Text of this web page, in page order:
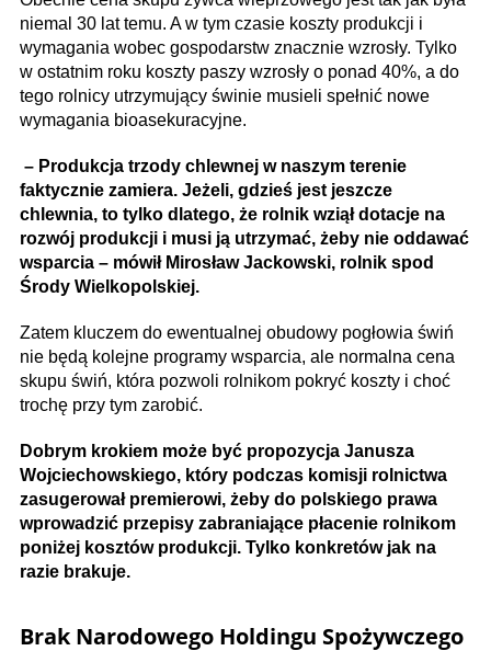
niemal 30 lat temu. A w tym czasie koszty produkcji i
wymagania wobec gospodarstw znacznie wzrosły. Tylko
w ostatnim roku koszty paszy wzrosły o ponad 40%, a do
tego rolnicy utrzymujący świnie musieli spełnić nowe
wymagania bioasekuracyjne.
– Produkcja trzody chlewnej w naszym terenie
faktycznie zamiera. Jeżeli, gdzieś jest jeszcze
chlewnia, to tylko dlatego, że rolnik wziął dotacje na
rozwój produkcji i musi ją utrzymać, żeby nie oddawać
wsparcia – mówił Mirosław Jackowski, rolnik spod
Środy Wielkopolskiej.
Zatem kluczem do ewentualnej obudowy pogłowia świń
nie będą kolejne programy wsparcia, ale normalna cena
skupu świń, która pozwoli rolnikom pokryć koszty i choć
trochę przy tym zarobić.
Dobrym krokiem może być propozycja Janusza
Wojciechowskiego, który podczas komisji rolnictwa
zasugerował premierowi, żeby do polskiego prawa
wprowadzić przepisy zabraniające płacenie rolnikom
poniżej kosztów produkcji. Tylko konkretów jak na
razie brakuje.
Brak Narodowego Holdingu Spożywczego